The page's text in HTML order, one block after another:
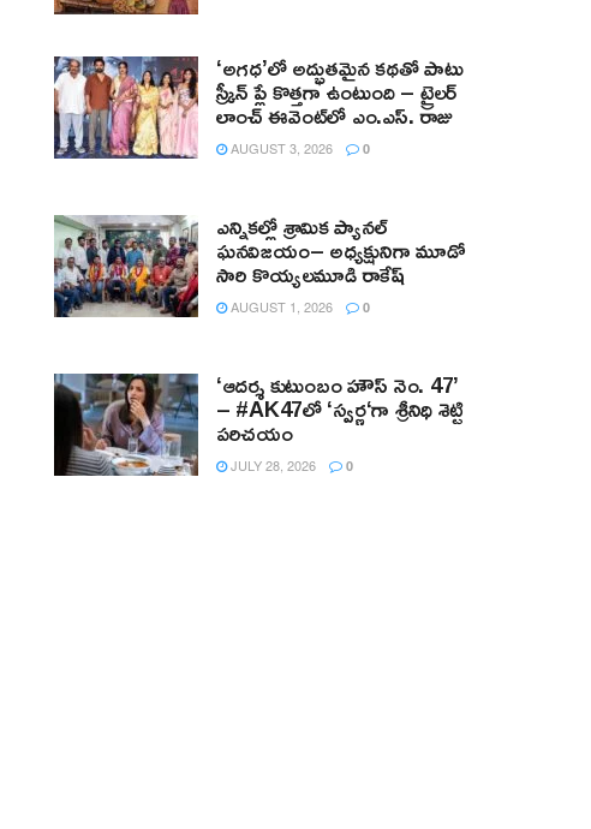
‘అగధ’లో అద్భుతమైన కథతో పాటు
స్క్రీన్ ప్లే కొత్తగా ఉంటుంది – ట్రైలర్
లాంచ్ ఈవెంట్‌లో ఎం.ఎస్. రాజు
AUGUST 3, 2026 0
ఎన్నికల్లో శ్రామిక ప్యానల్‌
ఘనవిజయం– అధ్యక్షునిగా మూడో
సారి కొయ్యలమూడి రాకేష్‌
AUGUST 1, 2026 0
‘ఆదర్శ కుటుంబం హౌస్ నెం. 47’
– #AK47లో ‘స్వర్ణ‘గా శ్రీనిధి శెట్టి
పరిచయం
JULY 28, 2026 0